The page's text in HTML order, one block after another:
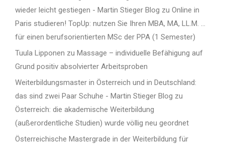
wieder leicht gestiegen - Martin Stieger Blog zu Online in
Paris studieren! TopUp: nutzen Sie Ihren MBA, MA, LL.M. …
für einen berufsorientierten MSc der PPA (1 Semester)
Tuula Lipponen zu Massage – individuelle Befähigung auf
Grund positiv absolvierter Arbeitsproben
Weiterbildungsmaster in Österreich und in Deutschland:
das sind zwei Paar Schuhe - Martin Stieger Blog zu
Österreich: die akademische Weiterbildung
(außerordentliche Studien) wurde völlig neu geordnet
Österreichische Mastergrade in der Weiterbildung für